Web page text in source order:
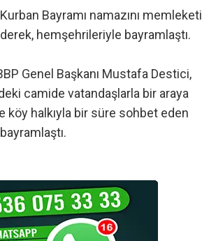
Bayramı namazını memleketi
hemşehrileriyle bayramlaştı.
Genel Başkanı Mustafa Destici,
camide vatandaşlarla bir araya
köy halkıyla bir süre sohbet eden